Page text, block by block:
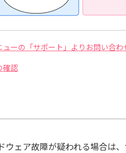
ューの「サポート」よりお問い合わ
確認
ウェア故障が疑われる場合は